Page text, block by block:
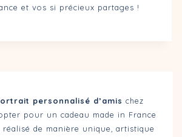
et vos si précieux partages !
personnalisé d’amis chez
opter pour un cadeau made in France
de manière unique, artistique